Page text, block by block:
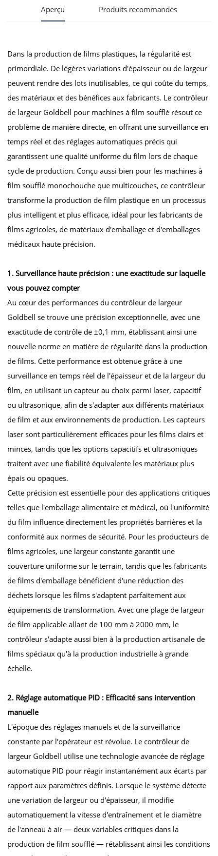
Aperçu Produits recommandés
Dans la production de films plastiques, la régularité est
primordiale. De légères variations d'épaisseur ou de largeur
peuvent rendre des lots inutilisables, ce qui coûte du temps,
des matériaux et des bénéfices aux fabricants. Le contrôleur
de largeur Goldbell pour machines à film soufflé résout ce
problème de manière directe, en offrant une surveillance en
temps réel et des réglages automatiques précis qui
garantissent une qualité uniforme du film lors de chaque
cycle de production. Conçu aussi bien pour les machines à
film soufflé monochouche que multicouches, ce contrôleur
transforme la production de film plastique en un processus
plus intelligent et plus efficace, idéal pour les fabricants de
films agricoles, de matériaux d'emballage et d'emballages
médicaux haute précision.
1. Surveillance haute précision : une exactitude sur laquelle
vous pouvez compter
Au cœur des performances du contrôleur de largeur
Goldbell se trouve une précision exceptionnelle, avec une
exactitude de contrôle de ±0,1 mm, établissant ainsi une
nouvelle norme en matière de régularité dans la production
de films. Cette performance est obtenue grâce à une
surveillance en temps réel de l'épaisseur et de la largeur du
film, en utilisant un capteur au choix parmi laser, capacitif
ou ultrasonique, afin de s'adapter aux différents matériaux
de film et aux environnements de production. Les capteurs
laser sont particulièrement efficaces pour les films clairs et
minces, tandis que les options capacitifs et ultrasoniques
traitent avec une fiabilité équivalente les matériaux plus
épais ou opaques.
Cette précision est essentielle pour des applications critiques
telles que l'emballage alimentaire et médical, où l'uniformité
du film influence directement les propriétés barrières et la
conformité aux normes de sécurité. Pour les producteurs de
films agricoles, une largeur constante garantit une
couverture uniforme sur le terrain, tandis que les fabricants
de films d'emballage bénéficient d'une réduction des
déchets lorsque les films s'adaptent parfaitement aux
équipements de transformation. Avec une plage de largeur
de film applicable allant de 100 mm à 2000 mm, le
contrôleur s'adapte aussi bien à la production artisanale de
films spéciaux qu'à la production industrielle à grande
échelle.
2. Réglage automatique PID : Efficacité sans intervention
manuelle
L'époque des réglages manuels et de la surveillance
constante par l'opérateur est révolue. Le contrôleur de
largeur Goldbell utilise une technologie avancée de réglage
automatique PID pour réagir instantanément aux écarts par
rapport aux paramètres définis. Lorsque le système détecte
une variation de largeur ou d'épaisseur, il modifie
automatiquement la vitesse d'entraînement et le diamètre
de l'anneau à air — deux variables critiques dans la
production de film soufflé — rétablissant ainsi les conditions